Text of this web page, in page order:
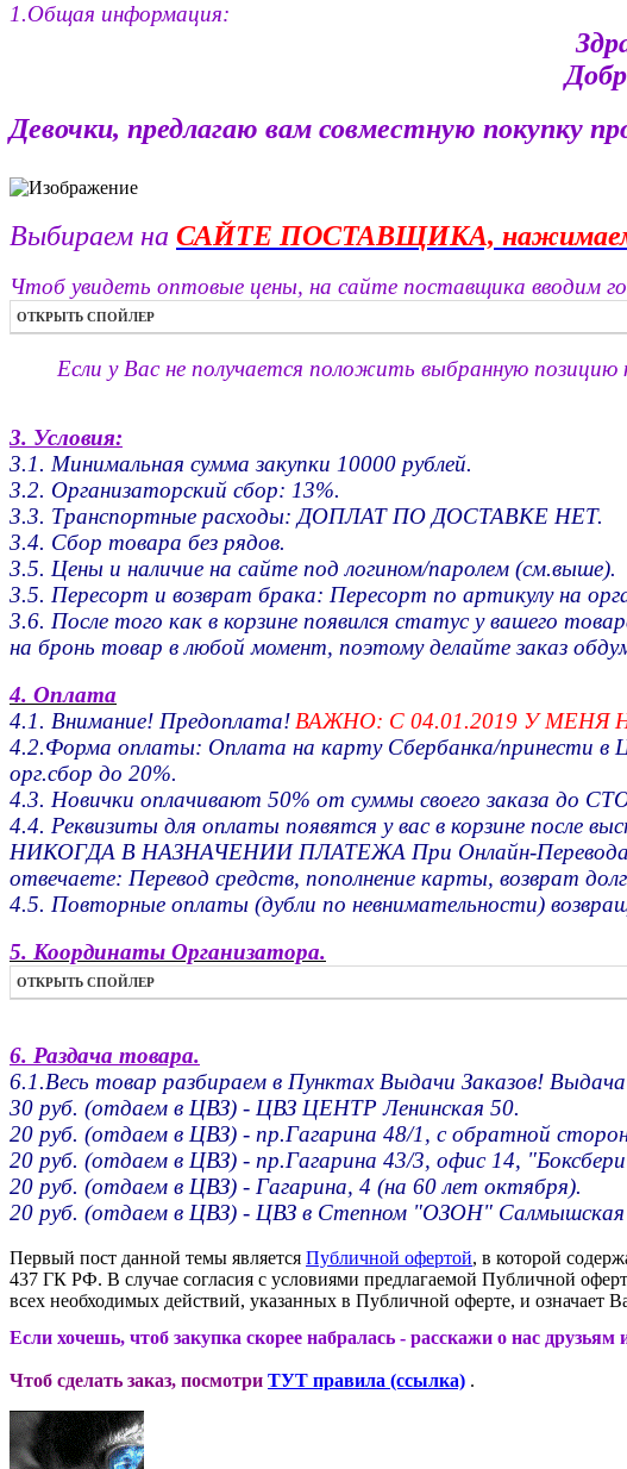
1.Общая информация:
Девочки, предлагаю вам совместную покупку
Выбираем на САЙТЕ ПОСТАВЩИКА,
Чтоб увидеть оптовые цены, на сайте поставщика вводим
ОТКРЫТЬ СПОЙЛЕР
Если у Вас не получается положить выбранную позицию
3. Условия:
3.1. Минимальная сумма закупки 10000 рублей.
3.2. Организаторский сбор: 13%.
3.3. Транспортные расходы: ДОПЛАТ ПО ДОСТАВКЕ НЕТ.
3.4. Сбор товара без рядов.
3.5. Цены и наличие на сайте под логином/паролем (см.выше).
3.5. Пересорт и возврат брака: Пересорт по артикулу на
3.6. После того как в корзине появился статус у вашего
на бронь товар в любой момент, поэтому делайте заказ
4. Оплата
4.1. Внимание! Предоплата!ВАЖНО: С 04.01.2019 У
4.2.Форма оплаты: Оплата на карту Сбербанка/принести в
орг.сбор до 20%.
4.3. Новички оплачивают 50% от суммы своего заказа до
4.4. Реквизиты для оплаты появятся у вас в корзине после
НИКОГДА В НАЗНАЧЕНИИ ПЛАТЕЖА При Онлайн-Переводах,
отвечаете: Перевод средств, пополнение карты, возврат
4.5. Повторные оплаты (дубли по невнимательности)
5. Координаты Организатора.
ОТКРЫТЬ СПОЙЛЕР
6. Раздача товара.
6.1.Весь товар разбираем в Пунктах Выдачи Заказов!
30 руб. (отдаем в ЦВЗ) - ЦВЗ ЦЕНТР Ленинская 50.
20 руб. (отдаем в ЦВЗ) - пр.Гагарина 48/1, с обратной
20 руб. (отдаем в ЦВЗ) - пр.Гагарина 43/3, офис 14,
20 руб. (отдаем в ЦВЗ) - Гагарина, 4 (на 60 лет октября).
20 руб. (отдаем в ЦВЗ) - ЦВЗ в Степном "ОЗОН" Салмышская
Первый пост данной темы является Публичной офертой, в которой
437 ГК РФ. В случае согласия с условиями предлагаемой Публичной
всех необходимых действий, указанных в Публичной оферте, и означает
Если хочешь, чтоб закупка скорее набралась - расскажи о нас
Чтоб сделать заказ, посмотри ТУТ правила (ссылка) .